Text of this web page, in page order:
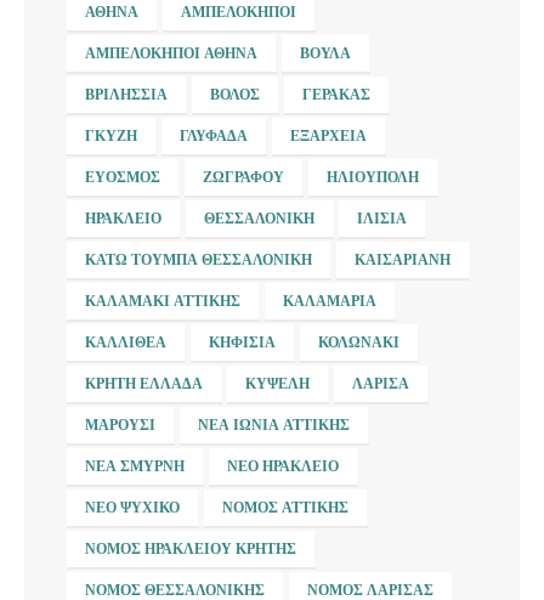
ΑΘΉΝΑ ΑΜΠΕΛΌΚΗΠΟΙ
ΑΜΠΕΛΌΚΗΠΟΙ ΑΘΉΝΑ ΒΟΎΛΑ
ΒΡΙΛΉΣΣΙΑ ΒΌΛΟΣ ΓΈΡΑΚΑΣ
ΓΚΎΖΗ ΓΛΥΦΆΔΑ ΕΞΆΡΧΕΙΑ
ΕΎΟΣΜΟΣ ΖΩΓΡΆΦΟΥ ΗΛΙΟΎΠΟΛΗ
ΗΡΆΚΛΕΙΟ ΘΕΣΣΑΛΟΝΊΚΗ ΙΛΊΣΙΑ
ΚΆΤΩ ΤΟΎΜΠΑ ΘΕΣΣΑΛΟΝΊΚΗ ΚΑΙΣΑΡΙΑΝΉ
ΚΑΛΑΜΆΚΙ ΑΤΤΙΚΉΣ ΚΑΛΑΜΑΡΙΆ
ΚΑΛΛΙΘΈΑ ΚΗΦΙΣΙΆ ΚΟΛΩΝΆΚΙ
ΚΡΉΤΗ ΕΛΛΆΔΑ ΚΥΨΈΛΗ ΛΆΡΙΣΑ
ΜΑΡΟΎΣΙ ΝΈΑ ΙΩΝΊΑ ΑΤΤΙΚΉΣ
ΝΈΑ ΣΜΎΡΝΗ ΝΈΟ ΗΡΆΚΛΕΙΟ
ΝΈΟ ΨΥΧΙΚΌ ΝΟΜΌΣ ΑΤΤΙΚΉΣ
ΝΟΜΌΣ ΗΡΑΚΛΕΊΟΥ ΚΡΉΤΗΣ
ΝΟΜΌΣ ΘΕΣΣΑΛΟΝΊΚΗΣ ΝΟΜΌΣ ΛΆΡΙΣΑΣ